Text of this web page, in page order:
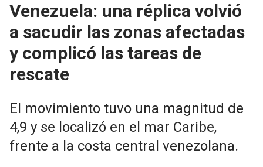
Venezuela: una réplica volvió
a sacudir las zonas afectadas
y complicó las tareas de
rescate
El movimiento tuvo una magnitud de
4,9 y se localizó en el mar Caribe,
frente a la costa central venezolana.